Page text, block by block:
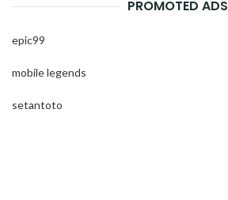
PROMOTED ADS
epic99
mobile legends
setantoto